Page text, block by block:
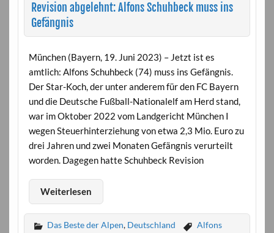
Revision abgelehnt: Alfons Schuhbeck muss ins
Gefängnis
München (Bayern, 19. Juni 2023) – Jetzt ist es
amtlich: Alfons Schuhbeck (74) muss ins Gefängnis.
Der Star-Koch, der unter anderem für den FC Bayern
und die Deutsche Fußball-Nationalelf am Herd stand,
war im Oktober 2022 vom Landgericht München I
wegen Steuerhinterziehung von etwa 2,3 Mio. Euro zu
drei Jahren und zwei Monaten Gefängnis verurteilt
worden. Dagegen hatte Schuhbeck Revision
Weiterlesen
Das Beste der Alpen, Deutschland
Alfons